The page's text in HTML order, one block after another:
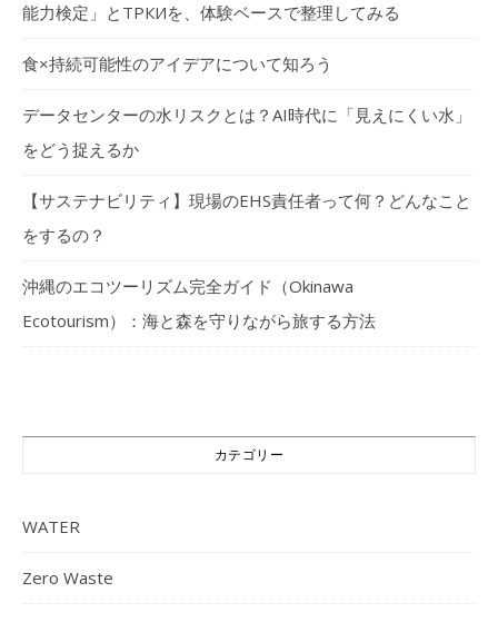
能力検定」とТРКИを、体験ベースで整理してみる
食×持続可能性のアイデアについて知ろう
データセンターの水リスクとは？AI時代に「見えにくい水」
をどう捉えるか
【サステナビリティ】現場のEHS責任者って何？どんなこと
をするの？
沖縄のエコツーリズム完全ガイド（Okinawa
Ecotourism）：海と森を守りながら旅する方法
カテゴリー
WATER
Zero Waste